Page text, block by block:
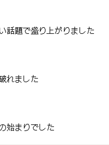
話題で盛り上がりました
れました
始まりでした